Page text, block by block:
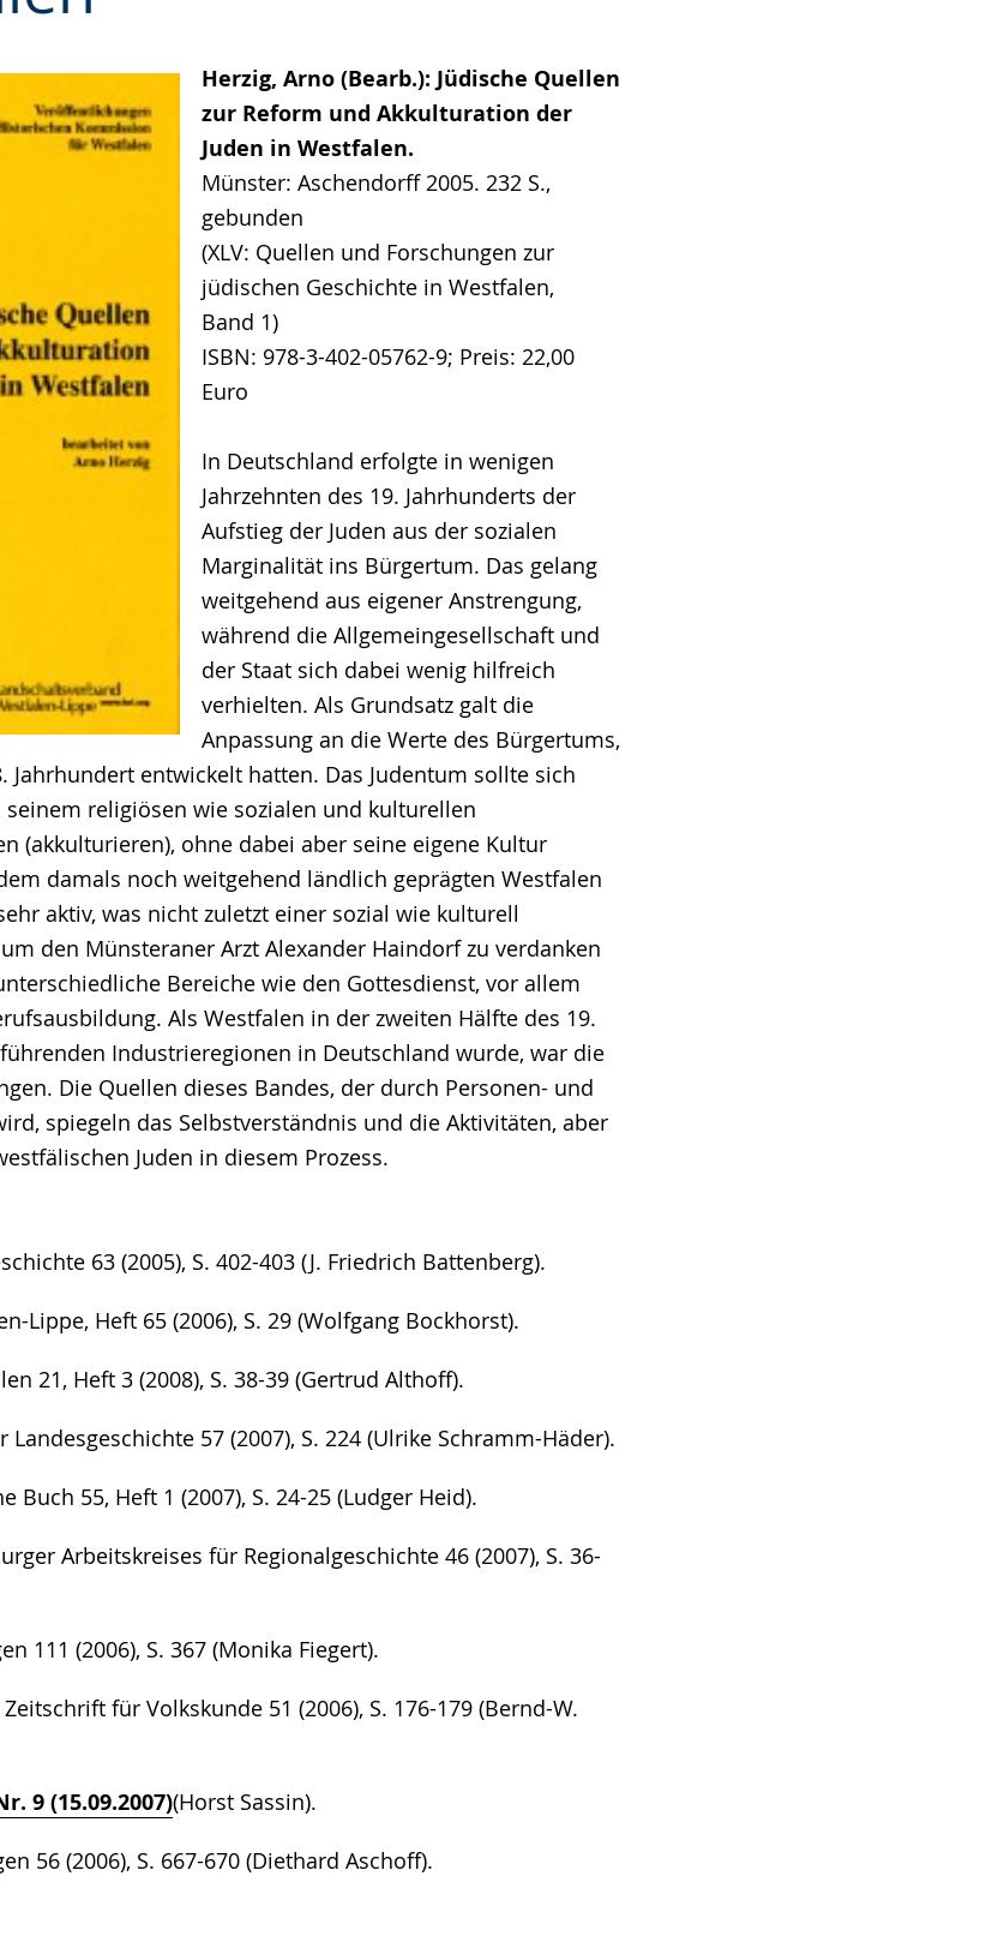
Herzig, Arno (Bearb.): Jüdische Quellen
zur Reform und Akkulturation der
Juden in Westfalen.
Münster: Aschendorff 2005. 232 S.,
gebunden
(XLV: Quellen und Forschungen zur
jüdischen Geschichte in Westfalen,
Band 1)
ISBN: 978-3-402-05762-9; Preis: 22,00
Euro
In Deutschland erfolgte in wenigen
Jahrzehnten des 19. Jahrhunderts der
Aufstieg der Juden aus der sozialen
Marginalität ins Bürgertum. Das gelang
weitgehend aus eigener Anstrengung,
während die Allgemeingesellschaft und
der Staat sich dabei wenig hilfreich
verhielten. Als Grundsatz galt die
Anpassung an die Werte des Bürgertums,
Jahrhundert entwickelt hatten. Das Judentum sollte sich
seinem religiösen wie sozialen und kulturellen
(akkulturieren), ohne dabei aber seine eigene Kultur
damals noch weitgehend ländlich geprägten Westfalen
aktiv, was nicht zuletzt einer sozial wie kulturell
den Münsteraner Arzt Alexander Haindorf zu verdanken
Bereiche wie den Gottesdienst, vor allem
Als Westfalen in der zweiten Hälfte des 19.
Industrieregionen in Deutschland wurde, war die
Die Quellen dieses Bandes, der durch Personen- und
spiegeln das Selbstverständnis und die Aktivitäten, aber
Juden in diesem Prozess.
63 (2005), S. 402-403 (J. Friedrich Battenberg).
Lippe, Heft 65 (2006), S. 29 (Wolfgang Bockhorst).
21, Heft 3 (2008), S. 38-39 (Gertrud Althoff).
57 (2007), S. 224 (Ulrike Schramm-Häder).
55, Heft 1 (2007), S. 24-25 (Ludger Heid).
Arbeitskreises für Regionalgeschichte 46 (2007), S. 36-
111 (2006), S. 367 (Monika Fiegert).
für Volkskunde 51 (2006), S. 176-179 (Bernd-W.
9 (15.09.2007)(Horst Sassin).
56 (2006), S. 667-670 (Diethard Aschoff).